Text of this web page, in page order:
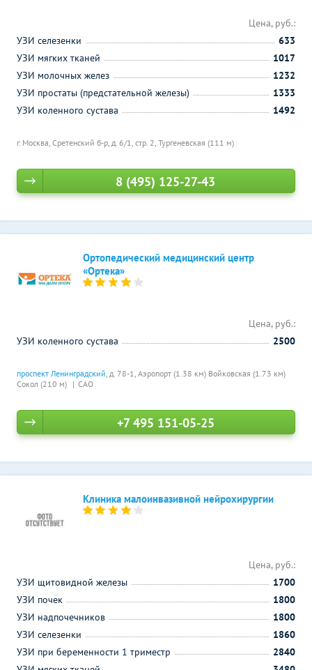
г. Москва, Сретенский б-р, д. 6/1, стр. 2, Тургеневская (111 м)
Цена, руб.:
УЗИ селезенки
633
УЗИ мягких тканей
1017
УЗИ молочных желез
1232
УЗИ простаты (предстательной железы)
1333
УЗИ коленного сустава
1492
8 (495) 125-27-43
Ортопедический медицинский центр
«Ортека»
проспект Ленинградский, д. 78-1, Аэропорт (1.38 км) Войковская (1.73 км)
Сокол (210 м)
САО
Цена, руб.:
УЗИ коленного сустава
2500
+7 495 151-05-25
Клиника малоинвазивной нейрохирургии
Цена, руб.:
УЗИ щитовидной железы
1700
УЗИ почек
1800
УЗИ надпочечников
1800
УЗИ селезенки
1860
УЗИ при беременности 1 триместр
2840